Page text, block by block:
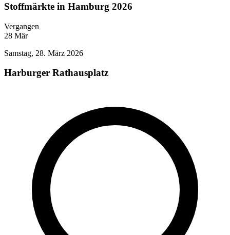
Stoffmärkte in Hamburg 2026
Vergangen
28 Mär
Samstag, 28. März 2026
Harburger Rathausplatz